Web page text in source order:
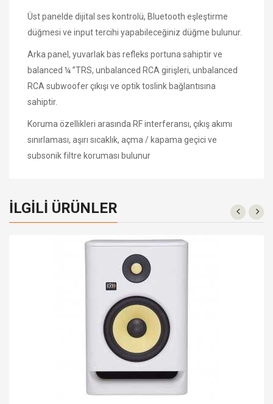
Üst panelde dijital ses kontrolü, Bluetooth eşleştirme
düğmesi ve input tercihi yapabileceğiniz düğme bulunur.
Arka panel, yuvarlak bas refleks portuna sahiptir ve
balanced ¼ ”TRS, unbalanced RCA girişleri, unbalanced
RCA subwoofer çıkışı ve optik toslink bağlantısına
sahiptir.
Koruma özellikleri arasında RF interferansı, çıkış akımı
sınırlaması, aşırı sıcaklık, açma / kapama geçici ve
subsonik filtre koruması bulunur
İLGILI ÜRÜNLER